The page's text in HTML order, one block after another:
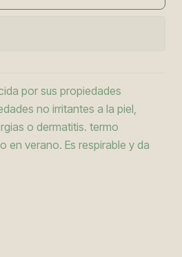
por sus propiedades
no irritantes a la piel,
o dermatitis. termo
en verano. Es respirable y da